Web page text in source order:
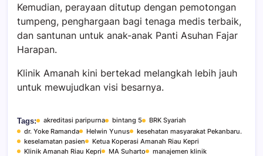
Kemudian, perayaan ditutup dengan pemotongan
tumpeng, penghargaan bagi tenaga medis terbaik,
dan santunan untuk anak-anak Panti Asuhan Fajar
Harapan.
Klinik Amanah kini bertekad melangkah lebih jauh
untuk mewujudkan visi besarnya.
Tags: akreditasi paripurna bintang 5
BRK Syariah
dr. Yoke Ramanda
Helwin Yunus
kesehatan masyarakat Pekanbaru.
keselamatan pasien
Ketua Koperasi Amanah Riau Kepri
Klinik Amanah Riau Kepri
MA Suharto
manajemen klinik